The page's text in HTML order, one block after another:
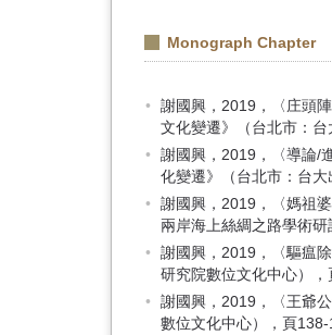
Monograph Chapter
謝國興，2019，〈庄頭
文化變遷》（台北市：台
謝國興，2019，〈導論/
化變遷》（台北市：台大
謝國興，2019，〈媽祖
兩岸海上絲綢之路學術
謝國興，2019，〈驅瘟
研究院數位文化中心），
謝國興，2019，〈王爺
數位文化中心），頁138-